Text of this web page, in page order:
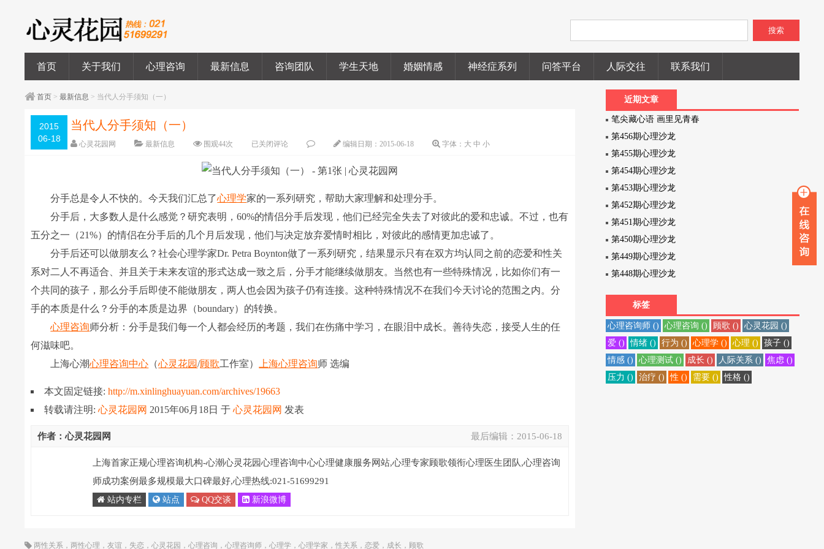
搜索
首页 关于我们 心理咨询 最新信息 咨询团队 学生天地 婚姻情感 神经症系列 问答平台 人际交往 联系我们
首页 >最新信息 > 当代人分手须知（一）
2015
06-18
当代人分手须知（一）
心灵花园网 最新信息 围观44次 已关闭评论 编辑日期：2015-06-18 字体： 大 中 小
分手总是令人不快的。今天我们汇总了心理学家的一系列研究，帮助大家理解和处理分手。
分手后，大多数人是什么感觉？研究表明，60%的情侣分手后发现，他们已经完全失去了对彼此的爱和忠诚。不过，也有
五分之一（21%）的情侣在分手后的几个月后发现，他们与决定放弃爱情时相比，对彼此的感情更加忠诚了。
分手后还可以做朋友么？社会心理学家Dr. Petra Boynton做了一系列研究，结果显示只有在双方均认同之前的恋爱和性关
系对二人不再适合、并且关于未来友谊的形式达成一致之后，分手才能继续做朋友。当然也有一些特殊情况，比如你们有一
个共同的孩子，那么分手后即使不能做朋友，两人也会因为孩子仍有连接。这种特殊情况不在我们今天讨论的范围之内。分
手的本质是什么？分手的本质是边界（boundary）的转换。
心理咨询师分析：分手是我们每一个人都会经历的考题，我们在伤痛中学习，在眼泪中成长。善待失恋，接受人生的任
何滋味吧。
上海心潮心理咨询中心 （心灵花园/顾歌工作室） 上海心理咨询师 选编
本文固定链接:http://m.xinlinghuayuan.com/archives/19663
转载请注明:心灵花园网 2015年06月18日于心灵花园网 发表
最后编辑： 2015-06-18
作者：心灵花园网
上海首家正规心理咨询机构-心潮心灵花园心理咨询中心心理健康服务网站,心理专家顾歌领衔心理医生团队,心理咨询
师成功案例最多规模最大口碑最好,心理热线:021-51699291
站内专栏 站点 QQ交谈 新浪微博
两性关系 ，两性心理 ，友谊 ， 失恋 ，心灵花园 ，心理咨询 ，心理咨询师 ，心理学 ，心理学家 ，性关系 ，恋爱 ， 成长 ， 顾歌
近期文章
笔尖藏心语 画里见青春
第456期心理沙龙
第455期心理沙龙
第454期心理沙龙
第453期心理沙龙
第452期心理沙龙
第451期心理沙龙
第450期心理沙龙
第449期心理沙龙
第448期心理沙龙
标签
心理咨询师 () 心理咨询 () 顾歌 ()
心灵花园 ()
爱 ()
情绪 () 行为 () 心理学 () 心理 ()
孩子 ()
情感 ()
心理测试 () 成长 () 人际关系 ()
焦虑 ()
压力 ()
治疗 () 性 () 需要 () 性格 ()